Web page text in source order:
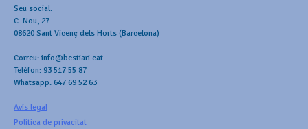
Seu social:
C. Nou, 27
08620 Sant Vicenç dels Horts (Barcelona)
Correu: info@bestiari.cat
Telèfon: 93 517 55 87
Whatsapp: 647 69 52 63
Avís legal
Política de privacitat